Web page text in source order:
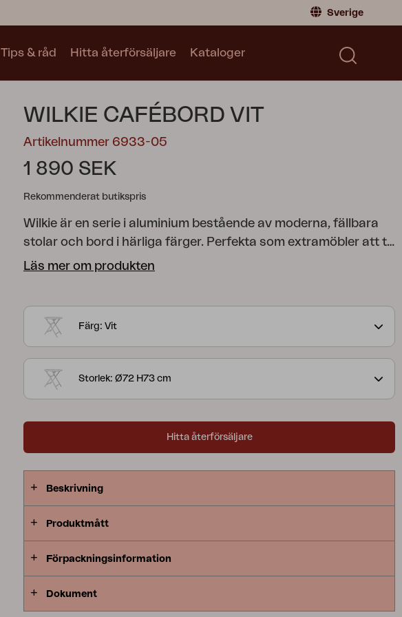
Sverige
Privatperson
Trolly
Kataloger
Tips & råd Hitta återförsäljare Kataloger
WILKIE CAFÉBORD VIT
Artikelnummer 6933-05
1 890 SEK
Rekommenderat butikspris
Wilkie är en serie i aluminium bestående av moderna, fällbara
stolar och bord i härliga färger. Perfekta som extramöbler att ta
fram vid behov då de i ihopfällt läge tar lite plats.
Läs mer om produkten
Färg: Vit
Storlek: Ø72 H73 cm
Hitta återförsäljare
Beskrivning
Produktmått
Förpackningsinformation
Dokument